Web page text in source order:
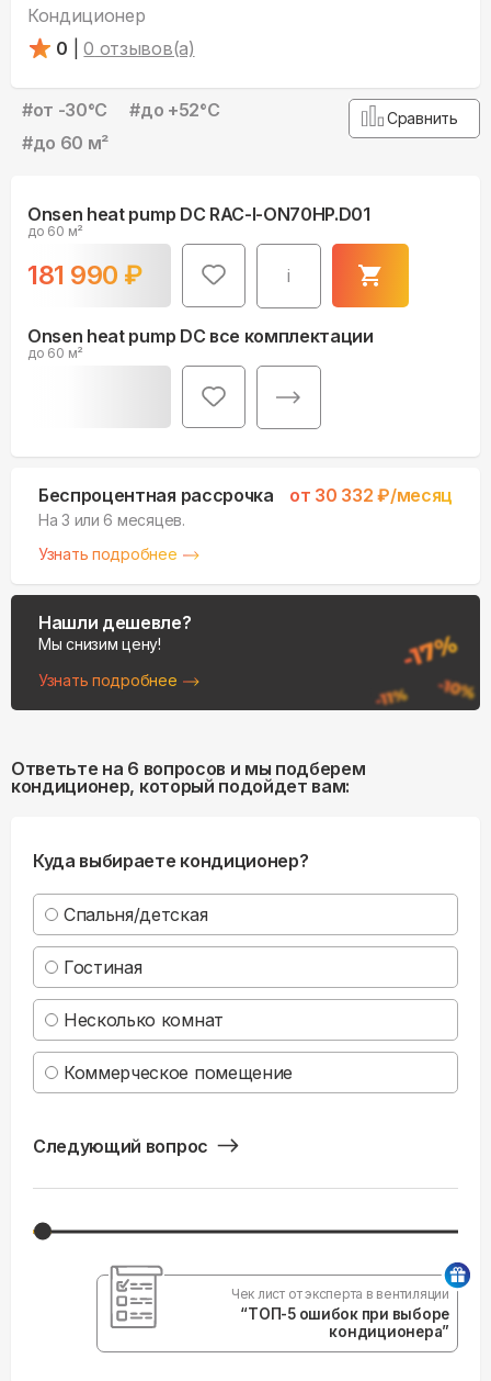
Кондиционер
0
0 отзывов(а)
#от -30°С #до +52°С
#до 60 м²
Сравнить
Onsen heat pump DC RAC-I-ON70HP.D01
до 60 м²
181 990 ₽ i
Onsen heat pump DC все комплектации
до 60 м²
Беспроцентная рассрочка от 30 332 ₽/месяц
На 3 или 6 месяцев.
Узнать подробнее
Нашли дешевле?
Мы снизим цену!
Узнать подробнее
Ответьте на 6 вопросов и мы подберем
кондиционер, который подойдет вам:
Куда выбираете кондиционер?
Спальня/детская
Гостиная
Несколько комнат
Коммерческое помещение
Следующий вопрос
Чек лист от эксперта в вентиляции
“ТОП-5 ошибок при выборе
кондиционера”